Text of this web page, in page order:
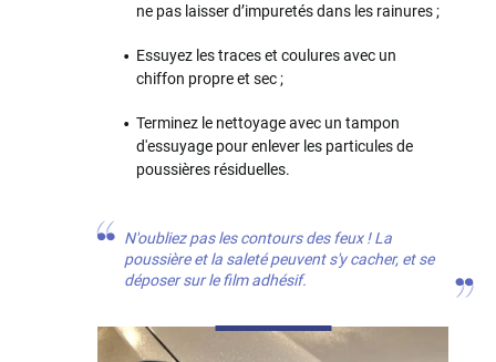
ne pas laisser d’impuretés dans les rainures ;
Essuyez les traces et coulures avec un
chiffon propre et sec ;
Terminez le nettoyage avec un tampon
d'essuyage pour enlever les particules de
poussières résiduelles.
N'oubliez pas les contours des feux ! La
poussière et la saleté peuvent s'y cacher, et se
déposer sur le film adhésif.